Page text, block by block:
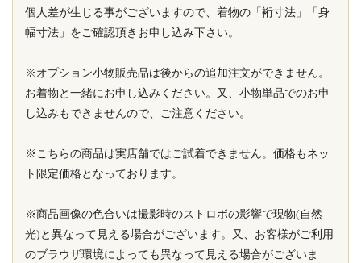
個人差が生じる事がございますので、着物の「裄寸法」「身
幅寸法」をご確認頂きお申し込み下さい。
※オプション小物販売品は後からの追加注文ができません。
お着物と一緒にお申し込みください。又、小物単品でのお申
し込みもできませんので、ご注意ください。
※こちらの商品は実店舗ではご試着できません。価格もネッ
ト限定価格となっております。
※商品画像の色合いは撮影時のストロボの影響で現物(自然
光)と異なって見える場合がございます。又、お客様がご利用
のブラウザ環境によっても異なって見える場合がございま